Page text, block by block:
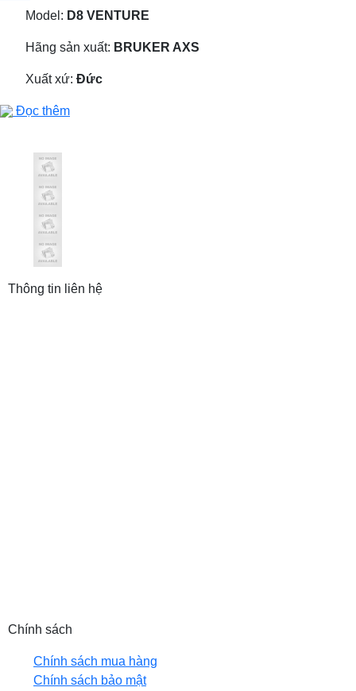
Model: D8 VENTURE
Hãng sản xuất: BRUKER AXS
Xuất xứ: Đức
Đọc thêm
Thông tin liên hệ
Chính sách
Chính sách mua hàng
Chính sách bảo mật